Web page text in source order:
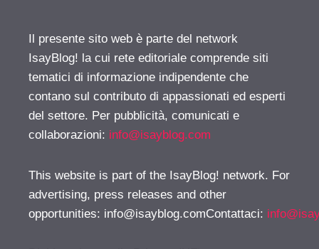
Il presente sito web è parte del network
IsayBlog! la cui rete editoriale comprende siti
tematici di informazione indipendente che
contano sul contributo di appassionati ed esperti
del settore. Per pubblicità, comunicati e
collaborazioni: info@isayblog.com
This website is part of the IsayBlog! network. For
advertising, press releases and other
opportunities: info@isayblog.comContattaci: